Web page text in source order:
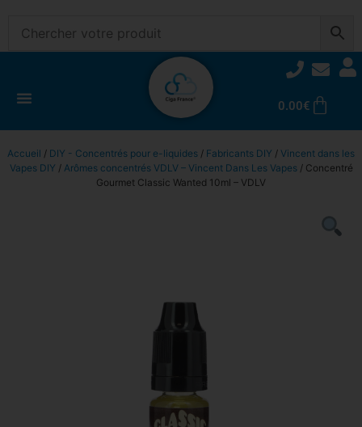
0.00€
Accueil / DIY - Concentrés pour e-liquides / Fabricants DIY / Vincent dans les
Vapes DIY / Arômes concentrés VDLV – Vincent Dans Les Vapes/ Concentré
Gourmet Classic Wanted 10ml – VDLV